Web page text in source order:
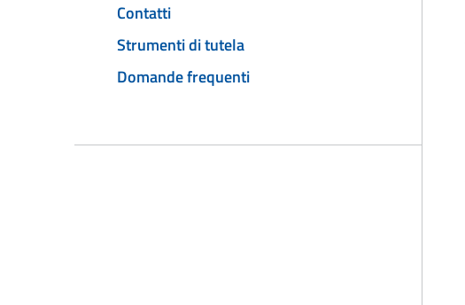
Contatti
Strumenti di tutela
Domande frequenti